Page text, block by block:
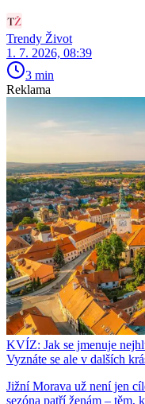
Trendy Život
1. 7. 2026, 08:39
3 min
Reklama
KVÍZ: Jak se jmenuje
Vyznáte se ale v dalších
Jižní Morava už není jen
sezóna patří ženám – těm,